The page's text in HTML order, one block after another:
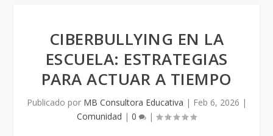
CIBERBULLYING EN LA
ESCUELA: ESTRATEGIAS
PARA ACTUAR A TIEMPO
Publicado por MB Consultora Educativa | Feb 6, 2026 |
Comunidad | 0 |